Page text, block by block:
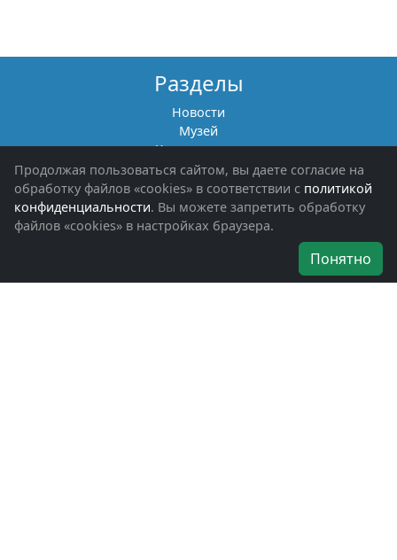
Разделы
Новости
Музей
Книги памяти
Фотоальбомы
Обращения граждан
Помощь участникам СВО и их семьям
Об организации
Наши награды
Продолжая пользоваться сайтом, вы даете согласие на
обработку файлов «cookies» в соответствии с политикой
конфиденциальности. Вы можете запретить обработку
файлов «cookies» в настройках браузера.
Понятно